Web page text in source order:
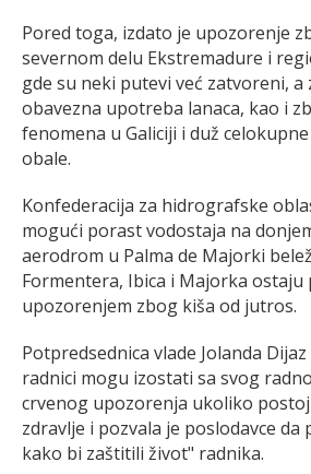
Pored toga, izdato je upozorenje
severnom delu Ekstremadure i
gde su neki putevi već zatvoreni, a
obavezna upotreba lanaca, kao i
fenomena u Galiciji i duž
obale.
Konfederacija za hidrografske
mogući porast vodostaja na
aerodrom u Palma de Majorki
Formentera, Ibica i Majorka ostaju
upozorenjem zbog kiša od jutros.
Potpredsednica vlade Jolanda
radnici mogu izostati sa svog
crvenog upozorenja ukoliko
zdravlje i pozvala je poslodavce da
kako bi zaštitili život" radnika.